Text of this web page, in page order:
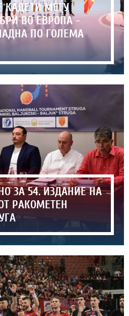
КАДЕТИ МЕЃУ
ВО ЕВРОПА -
ПО ГОЛЕМА
ЗА 54. ИЗДАНИЕ НА
РАКОМЕТЕН